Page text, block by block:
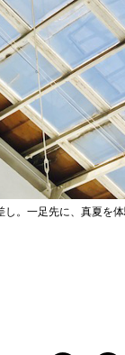
し。一足先に、真夏を